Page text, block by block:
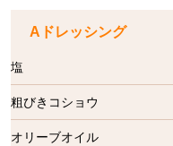
Aドレッシング
塩
粗びきコショウ
オリーブオイル